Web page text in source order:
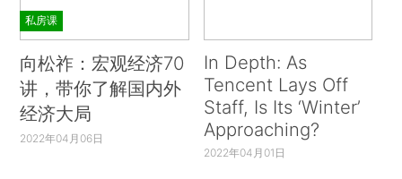
私房课
向松祚：宏观经济70
讲，带你了解国内外
经济大局
2022年04月06日
In Depth: As
Tencent Lays Off
Staff, Is Its ‘Winter’
Approaching?
2022年04月01日